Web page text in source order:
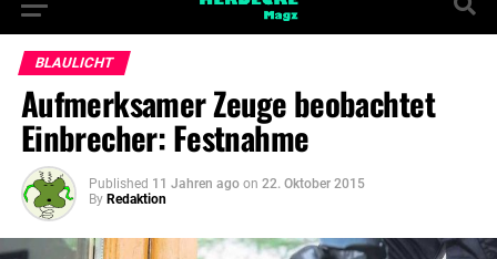
BLAULICHT
Aufmerksamer Zeuge beobachtet
Einbrecher: Festnahme
Published 11 Jahren ago on 22. Oktober 2015
By Redaktion